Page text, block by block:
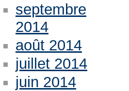
septembre
2014
août 2014
juillet 2014
juin 2014